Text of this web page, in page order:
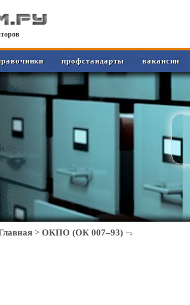
профстандарты вакансии
> ОКПО (ОК 007–93)